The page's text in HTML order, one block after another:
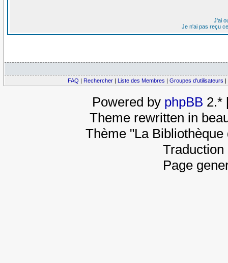
J'ai
Je n'ai pas reçu
FAQ | Rechercher | Liste des Membres | Groupes d'utilisateurs |
Powered by phpBB 2.*
Theme rewritten in
Thème "La
Page